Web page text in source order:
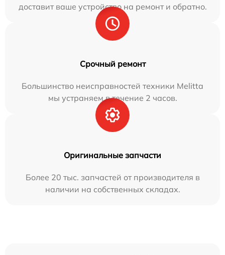
доставит ваше устройство на ремонт и обратно.
Срочный ремонт
Большинство неисправностей техники Melitta
мы устраняем в течение 2 часов.
Оригинальные запчасти
Более 20 тыс. запчастей от производителя в
наличии на собственных складах.